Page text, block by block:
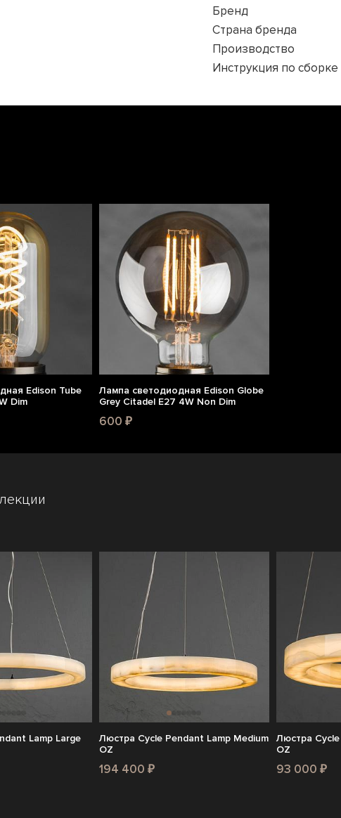
Бренд
Страна бренда
Производство
Инструкция по сборке
Edison Tube
Dim
Лампа светодиодная Edison Globe
Grey Citadel E27 4W Non Dim
600 ₽
Lamp Large
Люстра Cycle Pendant Lamp Medium
OZ
194 400 ₽
Люстра
OZ
93 000 ₽